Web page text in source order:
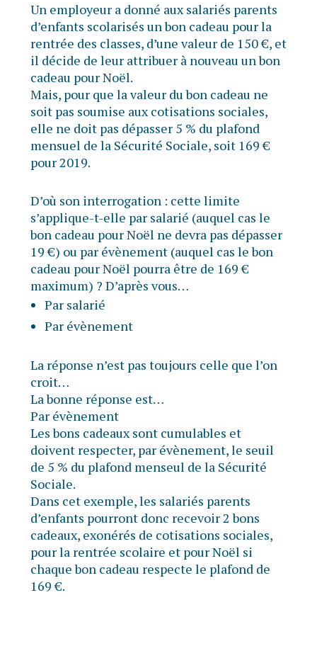
Un employeur a donné aux salariés parents
d’enfants scolarisés un bon cadeau pour la
rentrée des classes, d’une valeur de 150 €, et
il décide de leur attribuer à nouveau un bon
cadeau pour Noël.
Mais, pour que la valeur du bon cadeau ne
soit pas soumise aux cotisations sociales,
elle ne doit pas dépasser 5 % du plafond
mensuel de la Sécurité Sociale, soit 169 €
pour 2019.
D’où son interrogation : cette limite
s’applique-t-elle par salarié (auquel cas le
bon cadeau pour Noël ne devra pas dépasser
19 €) ou par évènement (auquel cas le bon
cadeau pour Noël pourra être de 169 €
maximum) ? D’après vous…
Par salarié
Par évènement
La réponse n’est pas toujours celle que l’on
croit…
La bonne réponse est…
Par évènement
Les bons cadeaux sont cumulables et
doivent respecter, par évènement, le seuil
de 5 % du plafond menseul de la Sécurité
Sociale.
Dans cet exemple, les salariés parents
d’enfants pourront donc recevoir 2 bons
cadeaux, exonérés de cotisations sociales,
pour la rentrée scolaire et pour Noël si
chaque bon cadeau respecte le plafond de
169 €.